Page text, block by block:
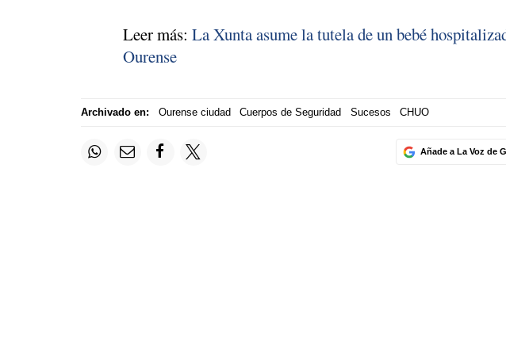
Leer más: La Xunta asume la tutela de un bebé
Ourense
Archivado en: Ourense ciudad Cuerpos de Seguridad Sucesos CHUO
Añade a La Voz de